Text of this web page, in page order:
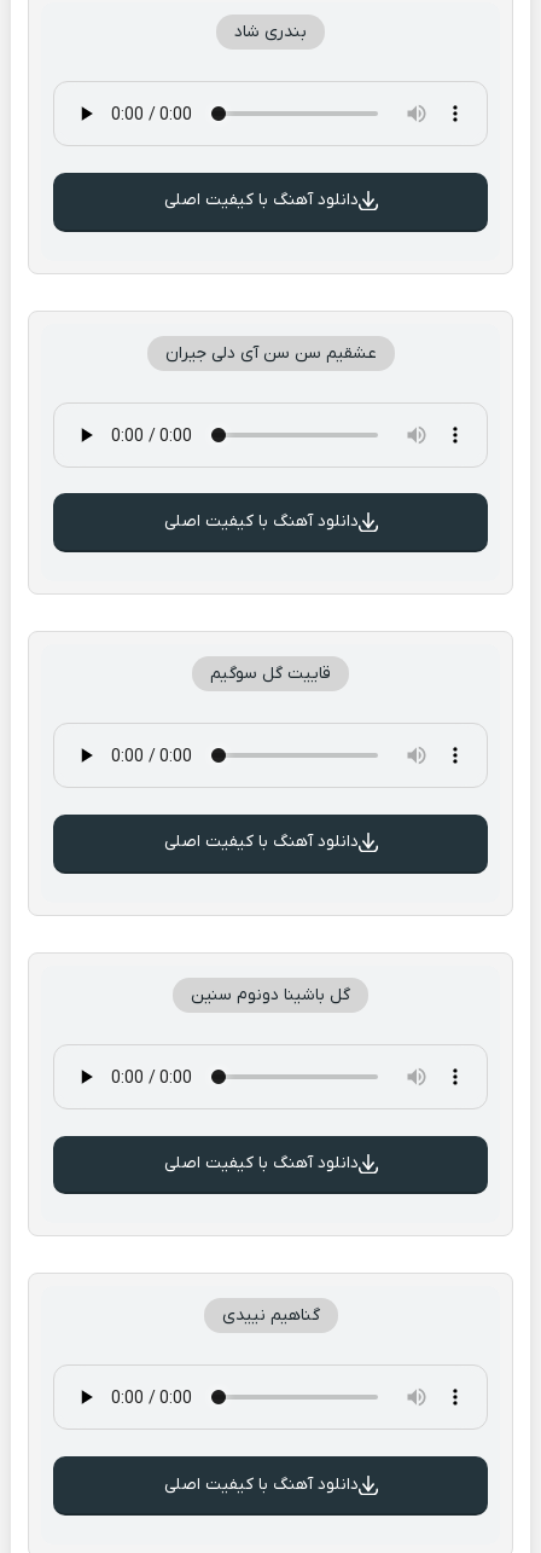
بندری شاد
دانلود آهنگ با کیفیت اصلی
عشقیم سن سن آی دلی جیران
دانلود آهنگ با کیفیت اصلی
قاییت گل سوگیم
دانلود آهنگ با کیفیت اصلی
گل باشینا دونوم سنین
دانلود آهنگ با کیفیت اصلی
گناهیم نییدی
دانلود آهنگ با کیفیت اصلی